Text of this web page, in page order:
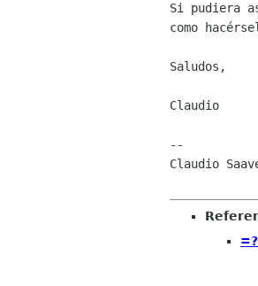
Si pudiera
como
Saludos,
Claudio
--
Claudio